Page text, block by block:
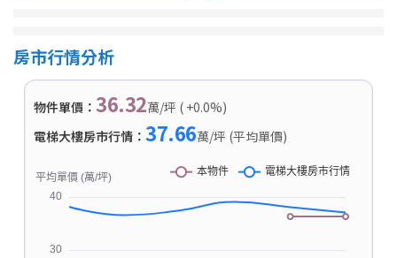
房市行情分析
物件單價： 36.32萬/坪 ( +0.0%)
電梯大樓房市行情： 37.66萬/坪 (平均單價)